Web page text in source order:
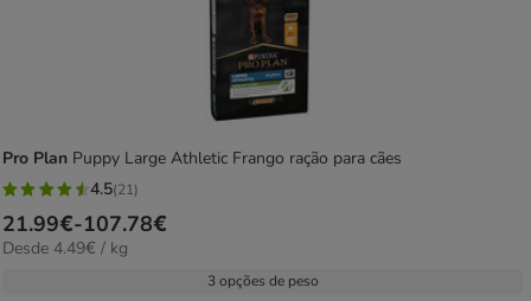
Pro Plan Puppy Large Athletic Frango ração para cães
4.5
estrelas
com
4.5(21)
Preço
de
21.99€-107.78€
4.49€
Desde 4.49€ / kg
3 opções de peso